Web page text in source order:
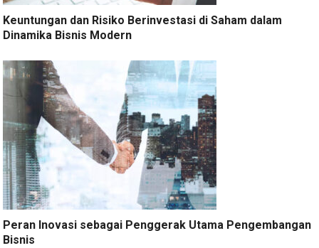
Keuntungan dan Risiko Berinvestasi di Saham dalam
Dinamika Bisnis Modern
Peran Inovasi sebagai Penggerak Utama Pengembangan
Bisnis